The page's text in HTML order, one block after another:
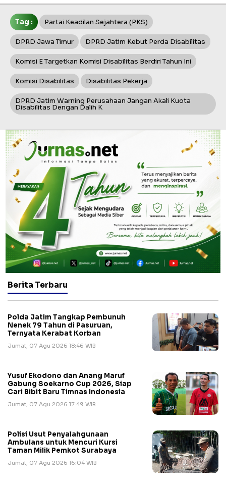
Tag : Partai Keadilan Sejahtera (PKS)
DPRD Jawa Timur DPRD Jatim Kebut Perda Disabilitas
Komisi E Targetkan Komisi Disabilitas Berdiri Tahun Ini
Komisi Disabilitas Disabilitas Pekerja
DPRD Jatim Warning Perusahaan Jangan Akali Kuota
Disabilitas Dengan Dalih K
Berita Terbaru
Polda Jatim Tangkap Pembunuh
Nenek 79 Tahun di Pasuruan,
Ternyata Kerabat Korban
Jumat, 07 Agu 2026 18:46 WIB
Yusuf Ekodono dan Anang Maruf
Gabung Soekarno Cup 2026, Siap
Cari Bibit Baru Timnas Indonesia
Jumat, 07 Agu 2026 17:49 WIB
Polisi Usut Penyalahgunaan
Ambulans untuk Mencuri Kursi
Taman Milik Pemkot Surabaya
Jumat, 07 Agu 2026 16:04 WIB